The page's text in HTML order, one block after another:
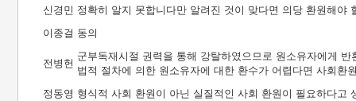
신경민 정확히 알지 못합니다만 알려진 것이 맞다면 의당 환원해야
이종걸 동의
전병헌 군부독재시절 권력을 통해 강탈하였으므로 원소유자에게
법적 절차에 의한 원소유자에 대한 환수가 어렵다면 사회환
정동영 형식적 사회 환원이 아닌 실질적인 사회 환원이 필요하다고